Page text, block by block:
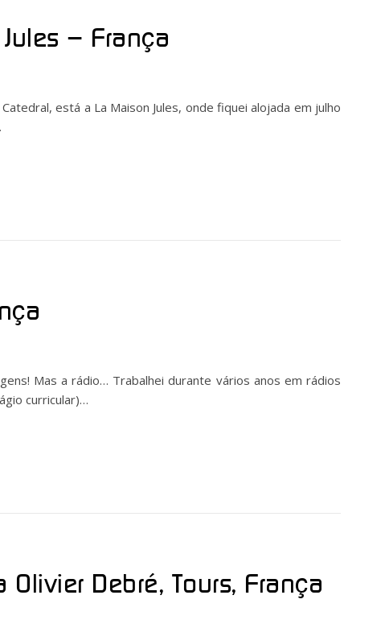
– França
está a La Maison Jules, onde fiquei alojada em julho
Mas a rádio… Trabalhei durante vários anos em rádios
curricular)…
Debré, Tours, França